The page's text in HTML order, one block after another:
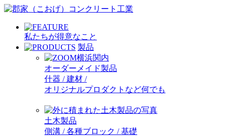
私たちが得意なこと
製品
オーダーメイド製品
什器 / 建材 /
オリジナルプロダクトなど何でも
土木製品
側溝 / 各種ブロック / 基礎